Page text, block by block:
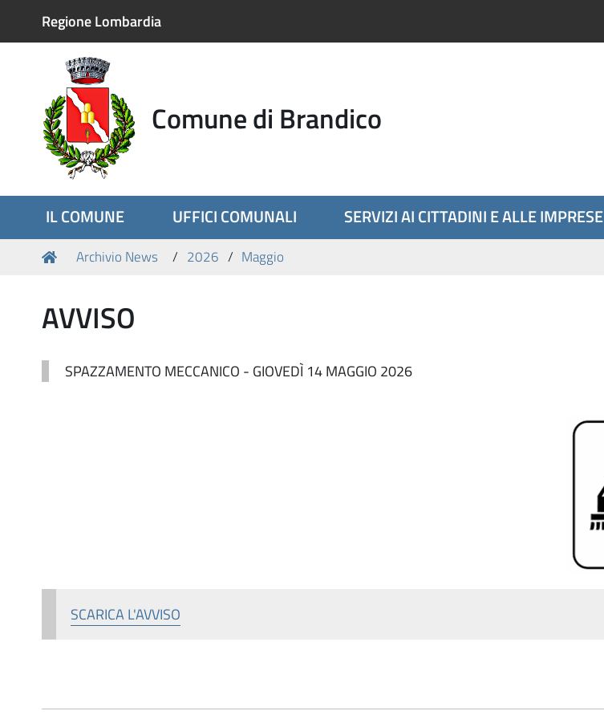
Regione Lombardia
Comune di Brandico
IL COMUNE UFFICI COMUNALI SERVIZI AI CITTADINI E ALLE IMPRESE
Tu
Home
Archivio News 2026 Maggio
AVVISO
SPAZZAMENTO MECCANICO - GIOVEDÌ 14 MAGGIO 2026
SCARICA L'AVVISO